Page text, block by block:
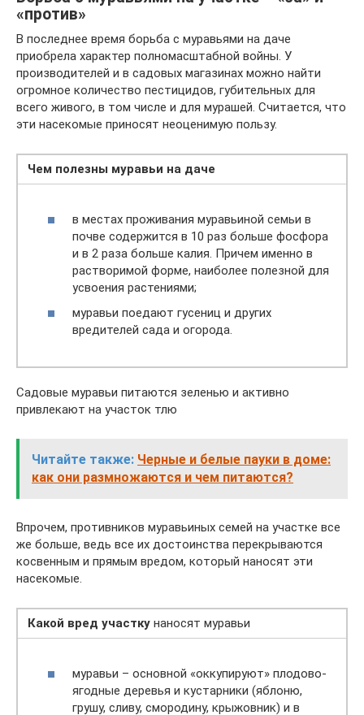
«против»
В последнее время борьба с муравьями на даче
приобрела характер полномасштабной войны. У
производителей и в садовых магазинах можно найти
огромное количество пестицидов, губительных для
всего живого, в том числе и для мурашей. Считается, что
эти насекомые приносят неоценимую пользу.
Чем полезны муравьи на даче
в местах проживания муравьиной семьи в
почве содержится в 10 раз больше фосфора
и в 2 раза больше калия. Причем именно в
растворимой форме, наиболее полезной для
усвоения растениями;
муравьи поедают гусениц и других
вредителей сада и огорода.
Садовые муравьи питаются зеленью и активно
привлекают на участок тлю
Читайте также: Черные и белые пауки в доме:
как они размножаются и чем питаются?
Впрочем, противников муравьиных семей на участке все
же больше, ведь все их достоинства перекрываются
косвенным и прямым вредом, который наносят эти
насекомые.
Какой вред участку наносят муравьи
муравьи – основной «оккупируют» плодово-
ягодные деревья и кустарники (яблоню,
грушу, сливу, смородину, крыжовник) и в